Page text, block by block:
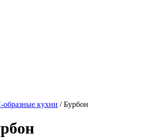
образные кухни / Бурбон